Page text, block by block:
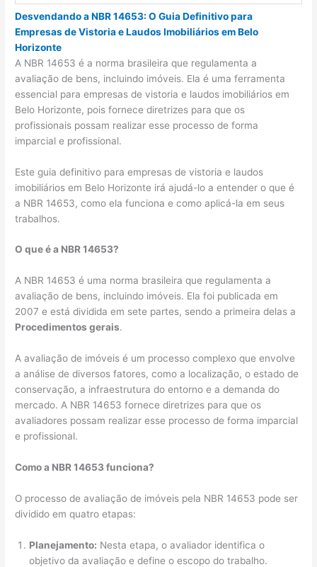
Desvendando a NBR 14653: O Guia Definitivo para
Empresas de Vistoria e Laudos Imobiliários em Belo
Horizonte
A NBR 14653 é a norma brasileira que regulamenta a
avaliação de bens, incluindo imóveis. Ela é uma ferramenta
essencial para empresas de vistoria e laudos imobiliários em
Belo Horizonte, pois fornece diretrizes para que os
profissionais possam realizar esse processo de forma
imparcial e profissional.
Este guia definitivo para empresas de vistoria e laudos
imobiliários em Belo Horizonte irá ajudá-lo a entender o que é
a NBR 14653, como ela funciona e como aplicá-la em seus
trabalhos.
O que é a NBR 14653?
A NBR 14653 é uma norma brasileira que regulamenta a
avaliação de bens, incluindo imóveis. Ela foi publicada em
2007 e está dividida em sete partes, sendo a primeira delas a
Procedimentos gerais.
A avaliação de imóveis é um processo complexo que envolve
a análise de diversos fatores, como a localização, o estado de
conservação, a infraestrutura do entorno e a demanda do
mercado. A NBR 14653 fornece diretrizes para que os
avaliadores possam realizar esse processo de forma imparcial
e profissional.
Como a NBR 14653 funciona?
O processo de avaliação de imóveis pela NBR 14653 pode ser
dividido em quatro etapas:
Planejamento: Nesta etapa, o avaliador identifica o
objetivo da avaliação e define o escopo do trabalho.